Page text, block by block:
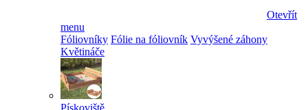
Otevřít
menu
Fóliovníky Fólie na fóliovník Vyvýšené záhony
Květináče
Pískoviště